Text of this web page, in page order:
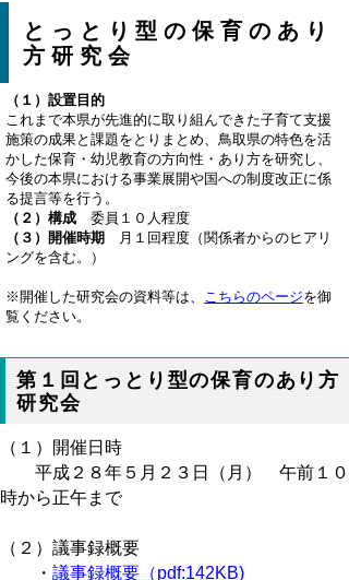
とっとり型の保育のあり
方研究会
（１）設置目的
これまで本県が先進的に取り組んできた子育て支援
施策の成果と課題をとりまとめ、鳥取県の特色を活
かした保育・幼児教育の方向性・あり方を研究し、
今後の本県における事業展開や国への制度改正に係
る提言等を行う。
（２）構成 委員１０人程度
（３）開催時期 月１回程度（関係者からのヒアリ
ングを含む。）
※開催した研究会の資料等は、 こちらのページを御
覧ください。
第１回とっとり型の保育のあり方
研究会
（１）開催日時
平成２８年５月２３日（月） 午前１０
時から正午まで
（２）議事録概要
・ 議事録概要（pdf:142KB)